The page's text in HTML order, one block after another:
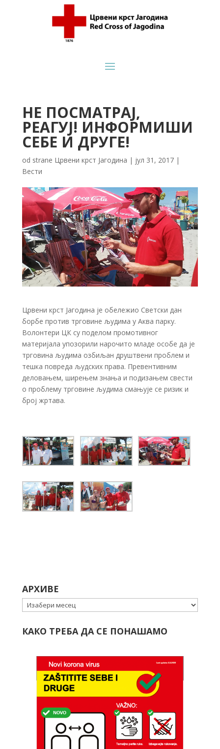
НЕ ПОСМАТРАЈ,
РЕАГУЈ! ИНФОРМИШИ
СЕБЕ И ДРУГЕ!
od strane Црвени крст Јагодина | јул 31, 2017|
Вести
Црвени крст Јагодина је обележио Светски дан
борбе против трговине људима у Аква парку.
Волонтери ЦК су поделом промотивног
материјала упозорили нарочито младе особе да је
трговина људима озбиљан друштвени проблем и
тешка повреда људских права. Превентивним
деловањем, ширењем знања и подизањем свести
о проблему трговине људима смањује се ризик и
број жртава.
АРХИВЕ
Архиве
КАКО ТРЕБА ДА СЕ ПОНАШАМО